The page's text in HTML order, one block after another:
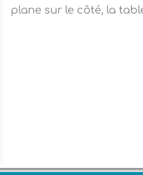
plane sur le côté, la